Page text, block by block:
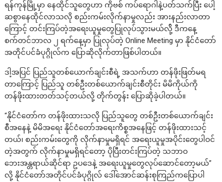
ရန်ကုန်မြို့မှာ နေထိုင်သူတွေဟာ ကိုဗစ် ကပ်ရောဂါနဲ့ပတ်သက်ပြီး ပေါ့
ဆစွာနေထိုင်လာသလို စည်းကမ်းလိုက်နာမှုလည်း အားနည်းလာတာ
ကြောင့် တင်းကြပ်တဲ့အရေးယူမှုတွေပြုလုပ်သွားမယ်လို့် ဒီကနေ့
စက်တင်ဘာလ ၂ ရက်နေ့မှာ ပြုလုပ်တဲ့ Online Meeting မှာ နိုင်ငံတော်
အတိုင်ပင်ခံပုဂ္ဂိုလ်က ပြောဆိုလိုက်တာဖြစ်ပါတယ်။
ဒါ့အပြင် ပြည်သူတစ်ယောက်ချင်းစီရဲ့ အသက်ဟာ တန်ဖိုးဖြတ်မရ
တာကြောင့် ပြည်သူ တစ်ဦးတစ်ယောက်ချင်းစီတိုင်း မိမိကိုယ်ကို
တန်ဖိုးထားတတ်သင့်တယ်လို့ တိုက်တွန်း ပြောဆိုခဲ့ပါတယ်။
“နိုင်ငံတော်က တန်ဖိုးထားသလို ပြည်သူတွေ တစ်ဦးတစ်ယောက်ချင်း
စီအနေနဲ့ မိမိအရေး နိုင်ငံတော်အရေးကိစ္စအနေဖြင့် တန်ဖိုးထားသင့်
တယ်၊ စည်းကမ်းတွေကို လိုက်နာမှုမရှိရင် အရေးယူမှုအပိုင်းတွေပါဝင်
တဲ့အတွက် လိုက်နာမှုမရှိရင်တော့ ပိုပြီးတင်းကြပ်တဲ့ သဘာဝ
ဘေးအန္တရာယ်ဆိုင်ရာ ဥပဒေနဲ့ အရေးယူမှုတွေလုပ်ဆောင်တော့မယ်”
လို့ နိုင်ငံတော်အတိုင်ပင်ခံပုဂ္ဂိုလ် ဒေါ်အောင်ဆန်းစုကြည်ကပြောပါ